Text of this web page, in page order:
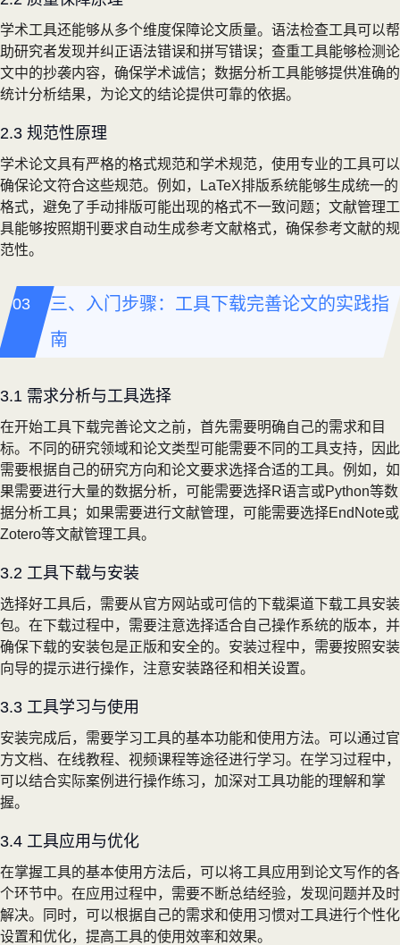
学术工具还能够从多个维度保障论文质量。语法检查工具可以帮
助研究者发现并纠正语法错误和拼写错误；查重工具能够检测论
文中的抄袭内容，确保学术诚信；数据分析工具能够提供准确的
统计分析结果，为论文的结论提供可靠的依据。
2.3 规范性原理
学术论文具有严格的格式规范和学术规范，使用专业的工具可以
确保论文符合这些规范。例如，LaTeX排版系统能够生成统一的
格式，避免了手动排版可能出现的格式不一致问题；文献管理工
具能够按照期刊要求自动生成参考文献格式，确保参考文献的规
范性。
三、入门步骤：工具下载完善论文的实践指
南
3.1 需求分析与工具选择
在开始工具下载完善论文之前，首先需要明确自己的需求和目
标。不同的研究领域和论文类型可能需要不同的工具支持，因此
需要根据自己的研究方向和论文要求选择合适的工具。例如，如
果需要进行大量的数据分析，可能需要选择R语言或Python等数
据分析工具；如果需要进行文献管理，可能需要选择EndNote或
Zotero等文献管理工具。
3.2 工具下载与安装
选择好工具后，需要从官方网站或可信的下载渠道下载工具安装
包。在下载过程中，需要注意选择适合自己操作系统的版本，并
确保下载的安装包是正版和安全的。安装过程中，需要按照安装
向导的提示进行操作，注意安装路径和相关设置。
3.3 工具学习与使用
安装完成后，需要学习工具的基本功能和使用方法。可以通过官
方文档、在线教程、视频课程等途径进行学习。在学习过程中，
可以结合实际案例进行操作练习，加深对工具功能的理解和掌
握。
3.4 工具应用与优化
在掌握工具的基本使用方法后，可以将工具应用到论文写作的各
个环节中。在应用过程中，需要不断总结经验，发现问题并及时
解决。同时，可以根据自己的需求和使用习惯对工具进行个性化
设置和优化，提高工具的使用效率和效果。